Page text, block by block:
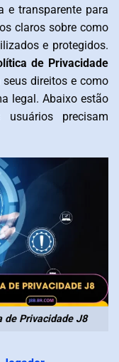
e transparente para
claros sobre como
e protegidos.
de Privacidade
direitos e como
legal. Abaixo estão
precisam
de Privacidade J8